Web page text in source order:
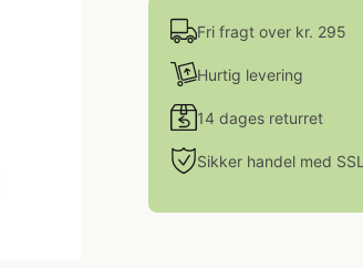
Fri fragt over kr. 295
Hurtig levering
14 dages returret
Sikker handel med SSL